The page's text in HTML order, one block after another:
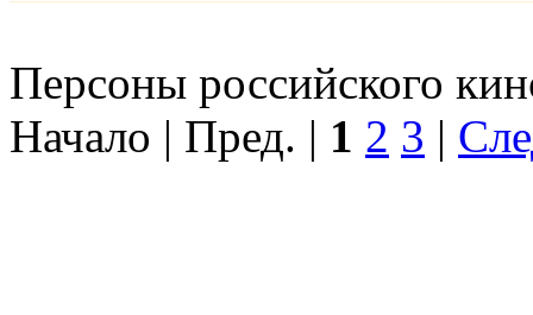
Персоны российского
Начало | Пред. | 1 2 3 |